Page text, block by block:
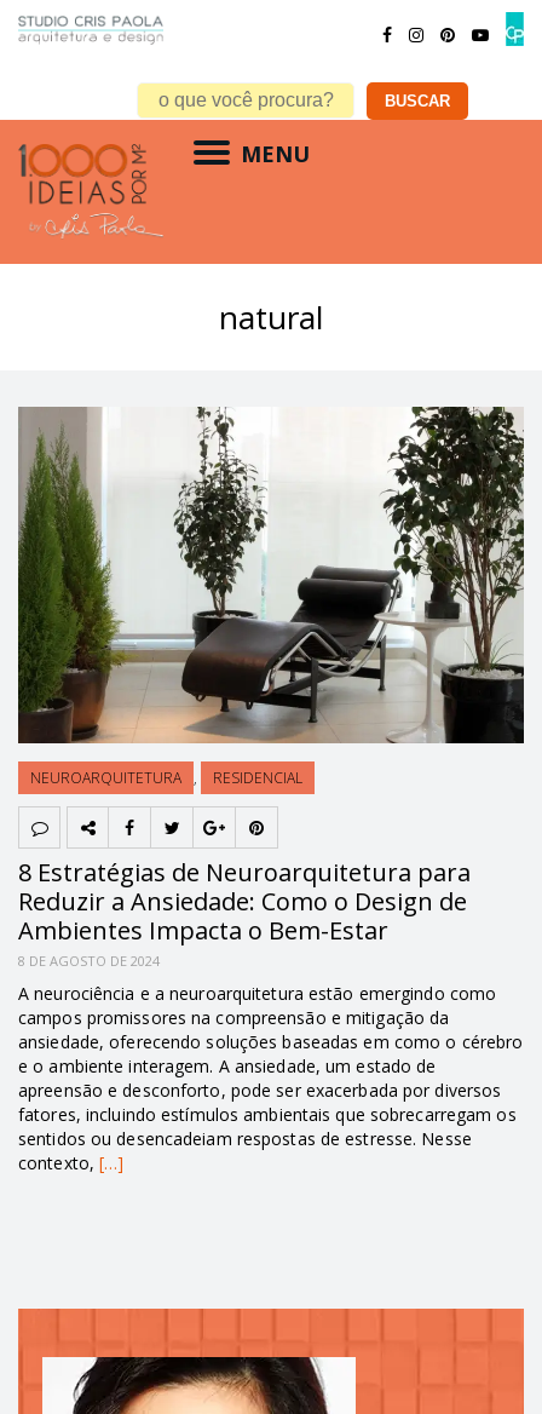
MENU
natural
NEUROARQUITETURA , RESIDENCIAL
8 Estratégias de Neuroarquitetura para
Reduzir a Ansiedade: Como o Design de
Ambientes Impacta o Bem-Estar
8 DE AGOSTO DE 2024
A neurociência e a neuroarquitetura estão emergindo como
campos promissores na compreensão e mitigação da
ansiedade, oferecendo soluções baseadas em como o cérebro
e o ambiente interagem. A ansiedade, um estado de
apreensão e desconforto, pode ser exacerbada por diversos
fatores, incluindo estímulos ambientais que sobrecarregam os
sentidos ou desencadeiam respostas de estresse. Nesse
contexto,[…]